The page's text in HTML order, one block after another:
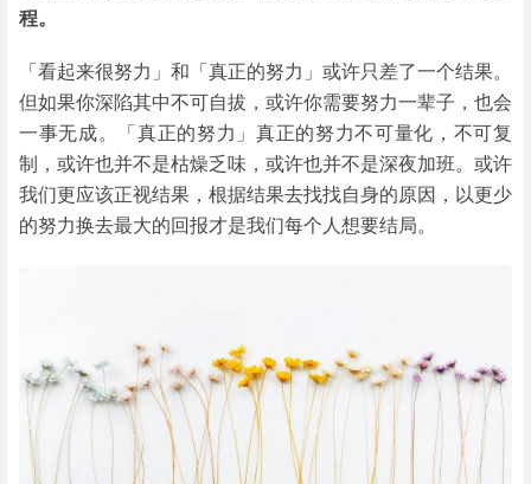
程。
「看起来很努力」和「真正的努力」或许只差了一个结果。
但如果你深陷其中不可自拔，或许你需要努力一辈子，也会
一事无成。「真正的努力」真正的努力不可量化，不可复
制，或许也并不是枯燥乏味，或许也并不是深夜加班。或许
我们更应该正视结果，根据结果去找找自身的原因，以更少
的努力换去最大的回报才是我们每个人想要结局。